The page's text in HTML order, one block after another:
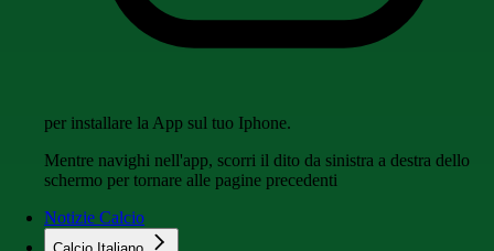
per installare la App sul tuo Iphone.
Mentre navighi nell'app, scorri il dito da sinistra a destra dello
schermo per tornare alle pagine precedenti
Notizie Calcio